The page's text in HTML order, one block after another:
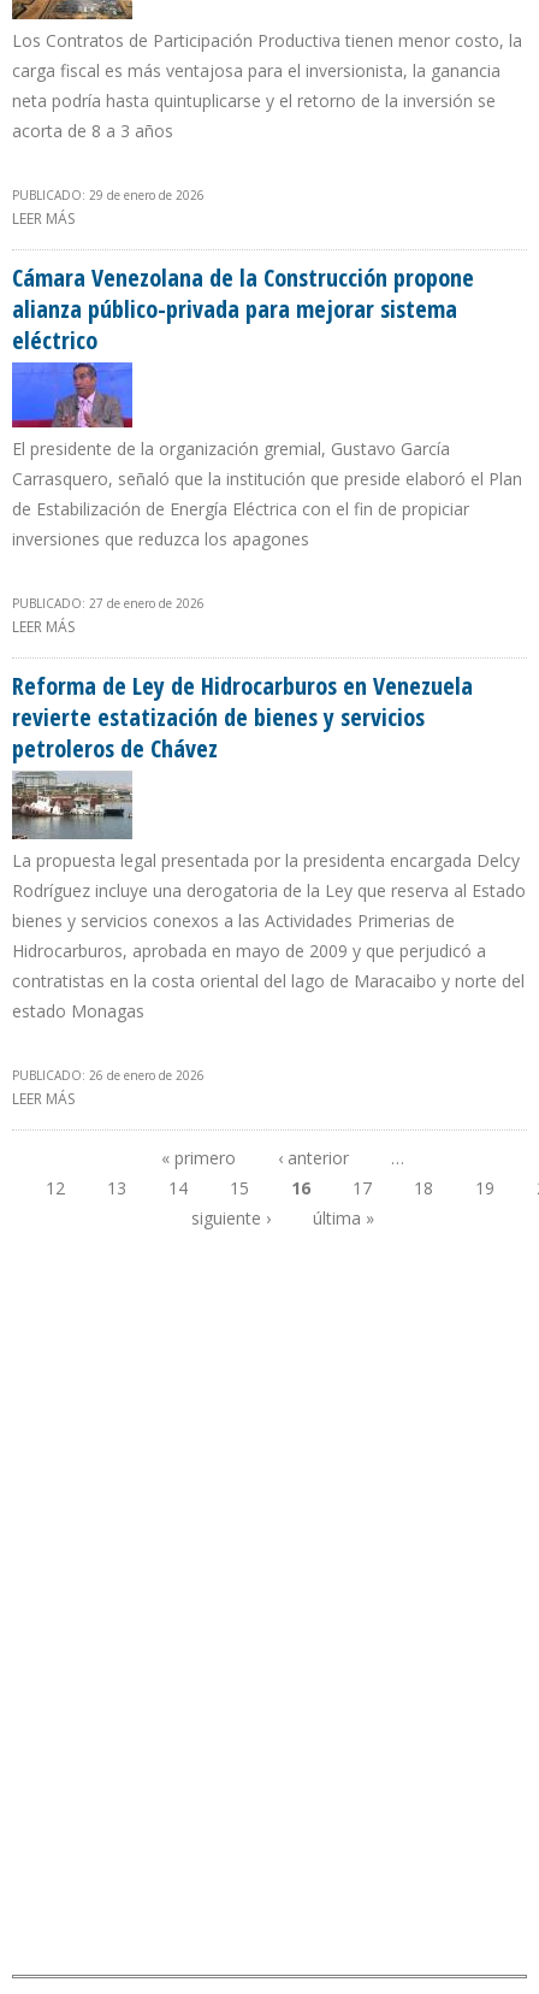
Los Contratos de Participación Productiva tienen menor costo, la
carga fiscal es más ventajosa para el inversionista, la ganancia
neta podría hasta quintuplicarse y el retorno de la inversión se
acorta de 8 a 3 años
PUBLICADO: 29 de enero de 2026
LEER MÁS
Cámara Venezolana de la Construcción propone
alianza público-privada para mejorar sistema
eléctrico
El presidente de la organización gremial, Gustavo García
Carrasquero, señaló que la institución que preside elaboró el Plan
de Estabilización de Energía Eléctrica con el fin de propiciar
inversiones que reduzca los apagones
PUBLICADO: 27 de enero de 2026
LEER MÁS
Reforma de Ley de Hidrocarburos en Venezuela
revierte estatización de bienes y servicios
petroleros de Chávez
La propuesta legal presentada por la presidenta encargada Delcy
Rodríguez incluye una derogatoria de la Ley que reserva al Estado
bienes y servicios conexos a las Actividades Primerias de
Hidrocarburos, aprobada en mayo de 2009 y que perjudicó a
contratistas en la costa oriental del lago de Maracaibo y norte del
estado Monagas
PUBLICADO: 26 de enero de 2026
LEER MÁS
Páginas
« primero ‹ anterior
…
12
13 14 15 16 17 18 19
siguiente ›
última »